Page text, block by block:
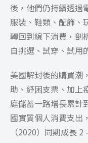
後，他們仍持續透過
服裝、鞋類、配飾、
轉回到線下消費，剖
自挑選、試穿、試用
美國解封後的購買潮
助、紓困支票、加上
庭儲蓄一路增長累計
國實質個人消費支出
（2020）同期成長 2